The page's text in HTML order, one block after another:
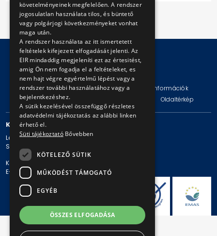
© Copyright 2026 BKV Zrt.
Impresszum Jogi nyilatkozat Technikai információk
Adatvédelmi politika és tájékoztatások
Oldaltérkép
KAPCSOLAT
Levelezési cím: 1980 Budapest, Pf. 11.
Székhely: 1980 Budapest, Akácfa u. 15.
Központi telefonszám: + 36 1 461-65-00
E-mail cím: bkv@bkv.hu
követelményeinek megfelelően. A rendszer
jogosulatlan használata tilos, és büntető
vagy polgárjogi következményeket vonhat
maga után.
A rendszer használata az itt ismertetett
feltételek kifejezett elfogadását jelenti. Az
EIR mindaddig megjeleníti ezt az értesitést,
amig Ön nem fogadja el a feltételeket, es
nem hajt végre egyértelmű lépést vagy a
rendszer további használatához vagy a
bejelentkezéshez.
A sütik kezelésével összefüggő részletes
adatvédelmi tájékoztatás az alábbi linken
érhető el.
Süti tájékoztató Bővebben
KÖTELEZŐ SÜTIK
MŰKÖDÉST TÁMOGATÓ
EGYÉB
ÖSSZES ELFOGADÁSA